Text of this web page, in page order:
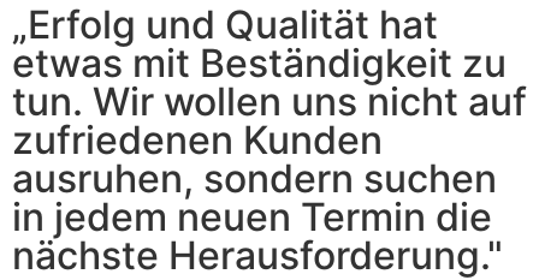
„Erfolg und Qualität hat
etwas mit Beständigkeit zu
tun. Wir wollen uns nicht auf
zufriedenen Kunden
ausruhen, sondern suchen
in jedem neuen Termin die
nächste Herausforderung."